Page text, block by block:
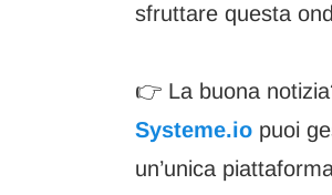
sfruttare questa
👉 La buona
Systeme.io puoi
un’unica